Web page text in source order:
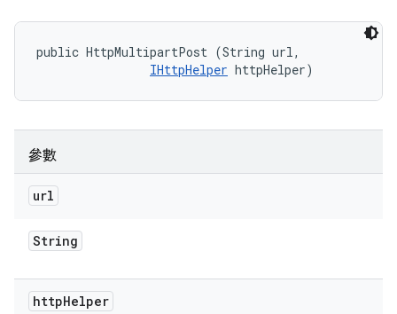
public HttpMultipartPost (String url,
IHttpHelper httpHelper)
參數
url
String
httpHelper